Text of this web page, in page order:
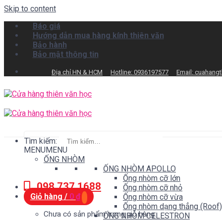
Skip to content
Báo giá
Hướng dẫn mua hàng kính thiên văn
Bảo hành
Bảo mật thông tin
Địa chỉ HN & HCM Hotline: 0936197577 Email:
Tìm kiếm:
098.737.1688
Giỏ hàng / 0 ₫
Chưa có sản phẩm trong giỏ hàng.
MENUMENU
ỐNG NHÒM
ỐNG NHÒM APOLLO
Ống nhòm cỡ lớn
Ống nhòm cỡ nhỏ
Ống nhòm cỡ vừa
Ống nhòm dạng thẳng (Roof)
ỐNG NHÒM CELESTRON